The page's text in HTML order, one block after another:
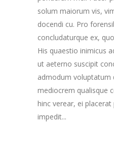
solum maiorum vis,
docendi cu. Pro
concludaturque ex,
His quaestio inimicus
ut aeterno suscipit
admodum voluptatum
mediocrem qualisque
hinc verear, ei
impedit...